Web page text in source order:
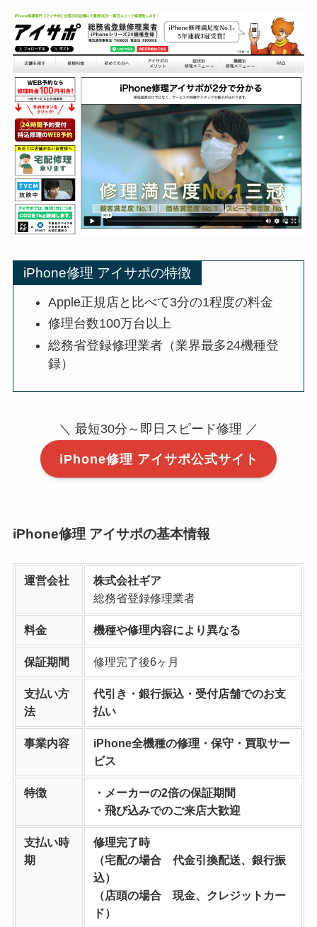
iPhone修理 アイサポの特徴
Apple正規店と比べて3分の1程度の料金
修理台数100万台以上
総務省登録修理業者（業界最多24機種登
録）
＼ 最短30分～即日スピード修理 ／
iPhone修理 アイサポ公式サイト
iPhone修理 アイサポの基本情報
運営会社
株式会社ギア
総務省登録修理業者
料金 機種や修理内容により異なる
保証期間 修理完了後6ヶ月
支払い方
法
代引き・銀行振込・受付店舗でのお支
払い
事業内容
iPhone全機種の修理・保守・買取サー
ビス
特徴
・メーカーの2倍の保証期間
・飛び込みでのご来店大歓迎
支払い時
期
修理完了時
（宅配の場合 代金引換配送、銀行振
込）
（店頭の場合 現金、クレジットカー
ド）